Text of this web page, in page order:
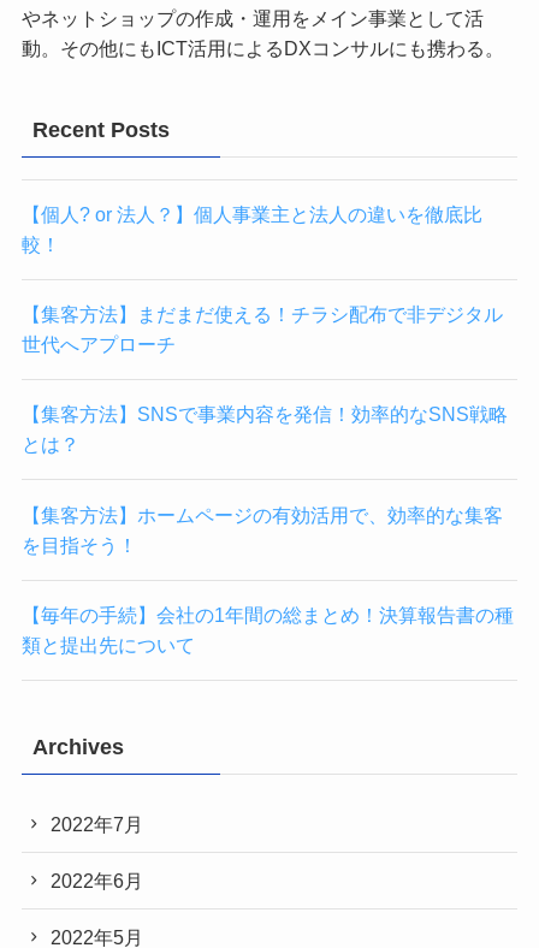
やネットショップの作成・運用をメイン事業として活
動。その他にもICT活用によるDXコンサルにも携わる。
Recent Posts
【個人? or 法人？】個人事業主と法人の違いを徹底比
較！
【集客方法】まだまだ使える！チラシ配布で非デジタル
世代へアプローチ
【集客方法】SNSで事業内容を発信！効率的なSNS戦略
とは？
【集客方法】ホームページの有効活用で、効率的な集客
を目指そう！
【毎年の手続】会社の1年間の総まとめ！決算報告書の種
類と提出先について
Archives
2022年7月
2022年6月
2022年5月